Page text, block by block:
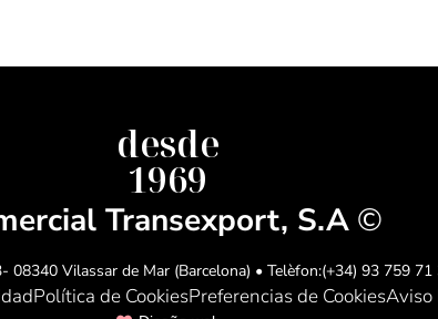
desde
1969
Transexport, S.A©
08340 Vilassar de Mar (Barcelona) • Telèfon:(+34) 93 759 71
Política de CookiesPreferencias de CookiesAviso